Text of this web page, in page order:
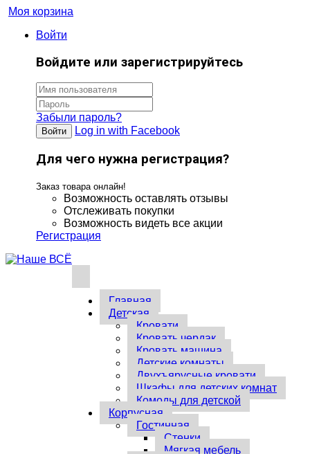
Моя корзина
Войти
Войдите или зарегистрируйтесь
Забыли пароль?
Войти Log in with Facebook
Для чего нужна регистрация?
Заказ товара онлайн!
Возможность оставлять отзывы
Отслеживать покупки
Возможность видеть все акции
Регистрация
Главная
Детская
Кровати
Кровать чердак
Кровать машина
Детские комнаты
Двухъярусные кровати
Шкафы для детских комнат
Комоды для детской
Корпусная
Гостинная
Стенки
Мягкая мебель